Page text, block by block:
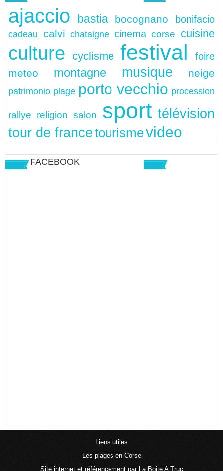
ajaccio bastia bocognano bonifacio
cadeau calvi chataigne cinema corse cuisine
culture cyclisme festival foire
meteo montagne musique neige
patrimonio plage porto vecchio procession
rallye religion salon sport télévision
tour de francetourismevideo
FACEBOOK
Liens utiles
Les plages en Corse
Site internet et référencement par La Boite A Truc